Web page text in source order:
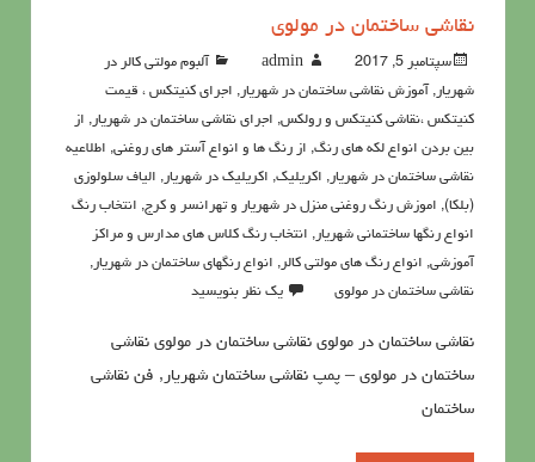
نقاشی ساختمان در مولوی
سپتامبر 5, 2017 admin
آلبوم مولتی کالر در
شهریار, آموزش نقاشی ساختمان در شهریار, اجرای کنیتکس ، قیمت
کنیتکس ،نقاشي كنيتكس و رولكس, اجرای نقاشی ساختمان در شهریار, از
بین بردن انواع لکه های رنگ, از رنگ ها و انواع آستر های روغنی, اطلاعيه
نقاشی ساختمان در شهریار, اکريليک, اکريليک در شهریار, الیاف سلولوزی
(بلکا), اموزش رنگ روغنی منزل در شهریار و تهرانسر و کرج, انتخاب رنگ
انواع رنگها ساختمانی شهریار, انتخاب رنگ کلاس های مدارس و مراکز
آموزشی, انواع رنگ های مولتی کالر, انواع رنگهای ساختمان در شهریار,
نقاشی ساختمان در مولوی
یک نظر بنویسید
نقاشی ساختمان در مولوی نقاشی ساختمان در مولوی نقاشی
ساختمان در مولوی – پمپ نقاشی ساختمان شهریار, فن نقاشی
ساختمان